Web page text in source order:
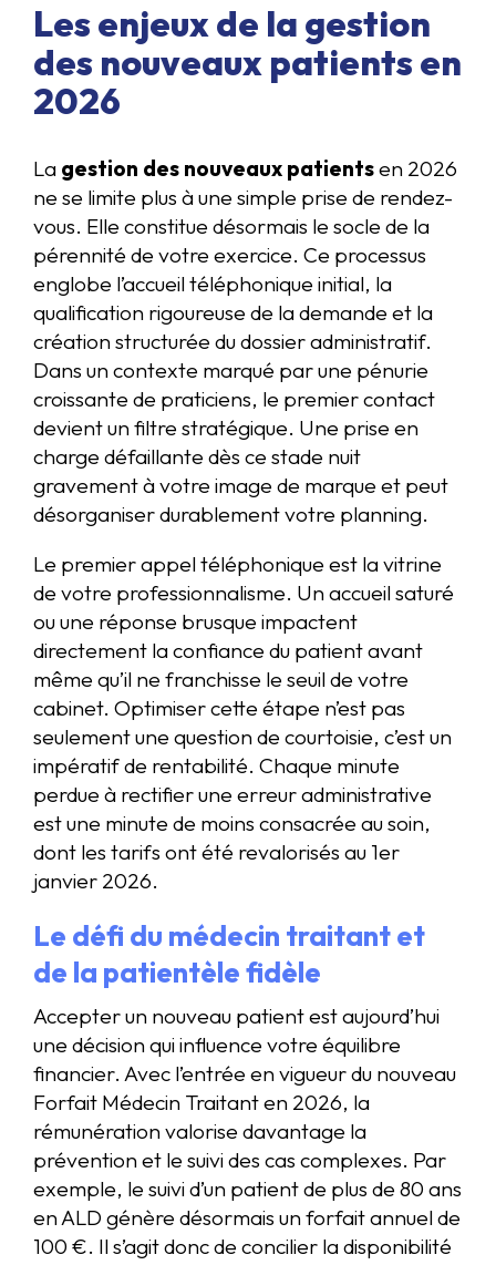
Les enjeux de la gestion
des nouveaux patients en
2026
La gestion des nouveaux patientsen 2026
ne se limite plus à une simple prise de rendez-
vous. Elle constitue désormais le socle de la
pérennité de votre exercice. Ce processus
englobe l’accueil téléphonique initial, la
qualification rigoureuse de la demande et la
création structurée du dossier administratif.
Dans un contexte marqué par une pénurie
croissante de praticiens, le premier contact
devient un filtre stratégique. Une prise en
charge défaillante dès ce stade nuit
gravement à votre image de marque et peut
désorganiser durablement votre planning.
Le premier appel téléphonique est la vitrine
de votre professionnalisme. Un accueil saturé
ou une réponse brusque impactent
directement la confiance du patient avant
même qu’il ne franchisse le seuil de votre
cabinet. Optimiser cette étape n’est pas
seulement une question de courtoisie, c’est un
impératif de rentabilité. Chaque minute
perdue à rectifier une erreur administrative
est une minute de moins consacrée au soin,
dont les tarifs ont été revalorisés au 1er
janvier 2026.
Le défi du médecin traitant et
de la patientèle fidèle
Accepter un nouveau patient est aujourd’hui
une décision qui influence votre équilibre
financier. Avec l’entrée en vigueur du nouveau
Forfait Médecin Traitant en 2026, la
rémunération valorise davantage la
prévention et le suivi des cas complexes. Par
exemple, le suivi d’un patient de plus de 80 ans
en ALD génère désormais un forfait annuel de
100 €. Il s’agit donc de concilier la disponibilité